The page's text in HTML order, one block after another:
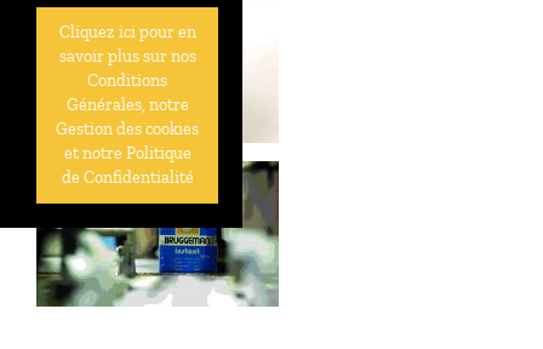
Cliquez ici pour en
savoir plus sur nos
Conditions
Générales, notre
Gestion des cookies
et notre Politique
de Confidentialité